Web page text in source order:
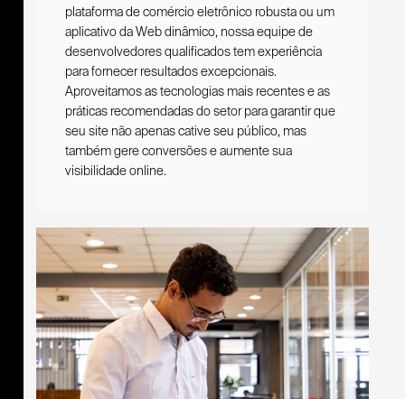
plataforma de comércio eletrônico robusta ou um
aplicativo da Web dinâmico, nossa equipe de
desenvolvedores qualificados tem experiência
para fornecer resultados excepcionais.
Aproveitamos as tecnologias mais recentes e as
práticas recomendadas do setor para garantir que
seu site não apenas cative seu público, mas
também gere conversões e aumente sua
visibilidade online.